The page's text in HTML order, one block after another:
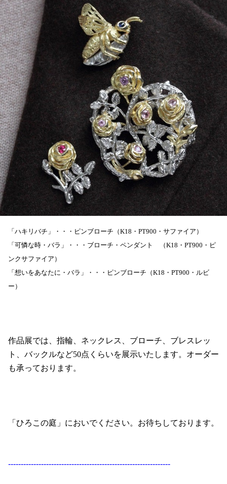
「ハキリバチ」・・・ピンブローチ（K18 ・ PT900 ・サファイア）
「可憐な時・バラ」・・・ブローチ・ペンダント （K18 ・ PT900 ・ピ
ンクサファイア）
「想いをあなたに・バラ」・・・ピンブローチ（K18 ・ PT900 ・ルビ
ー）
作品展では、指輪、ネックレス、ブローチ、ブレスレッ
ト、バックルなど50点くらいを展示いたします。オーダー
も承っております。
「ひろこの庭」においでください。お待ちしております。
----------------------------------------------------------------